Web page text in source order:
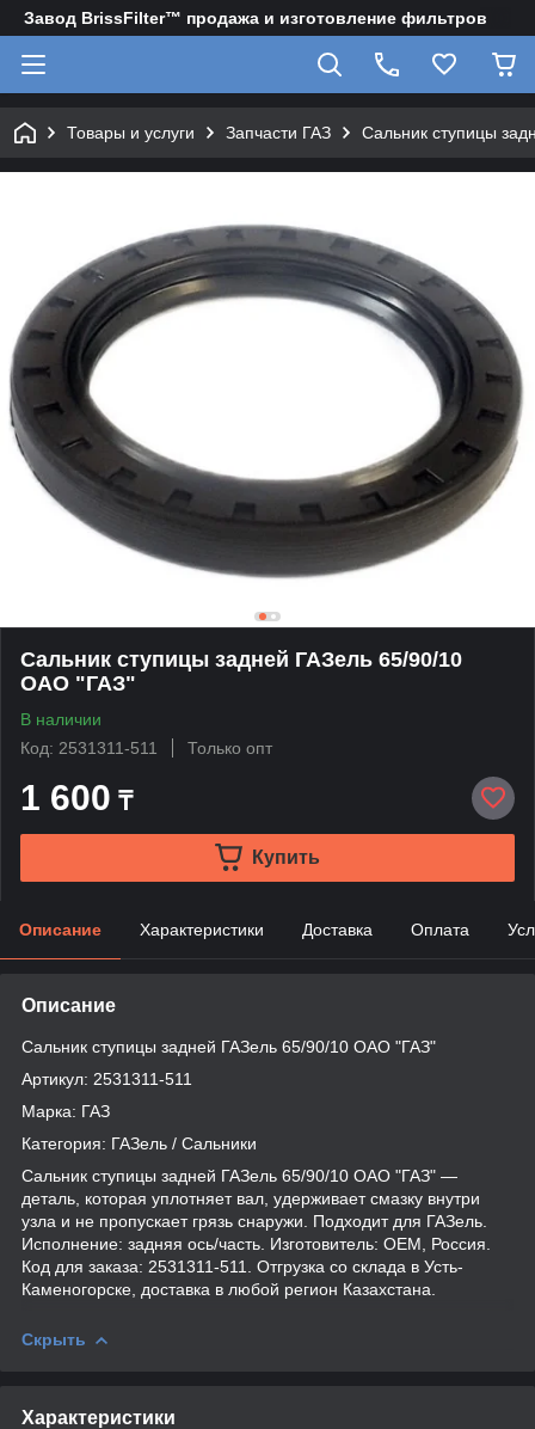
Завод BrissFilter™ продажа и изготовление фильтров
Товары и услуги Запчасти ГАЗ Сальник ступицы
Сальник ступицы задней ГАЗель 65/90/10
ОАО "ГАЗ"
В наличии
Код: 2531311-511
Только опт
1 600 ₸
Купить
Описание Характеристики Доставка Оплата
Описание
Сальник ступицы задней ГАЗель 65/90/10 ОАО "ГАЗ"
Артикул: 2531311-511
Марка: ГАЗ
Категория: ГАЗель / Сальники
Сальник ступицы задней ГАЗель 65/90/10 ОАО "ГАЗ" —
деталь, которая уплотняет вал, удерживает смазку внутри
узла и не пропускает грязь снаружи. Подходит для ГАЗель.
Исполнение: задняя ось/часть. Изготовитель: OEM, Россия.
Код для заказа: 2531311-511. Отгрузка со склада в Усть-
Каменогорске, доставка в любой регион Казахстана.
Скрыть
Характеристики